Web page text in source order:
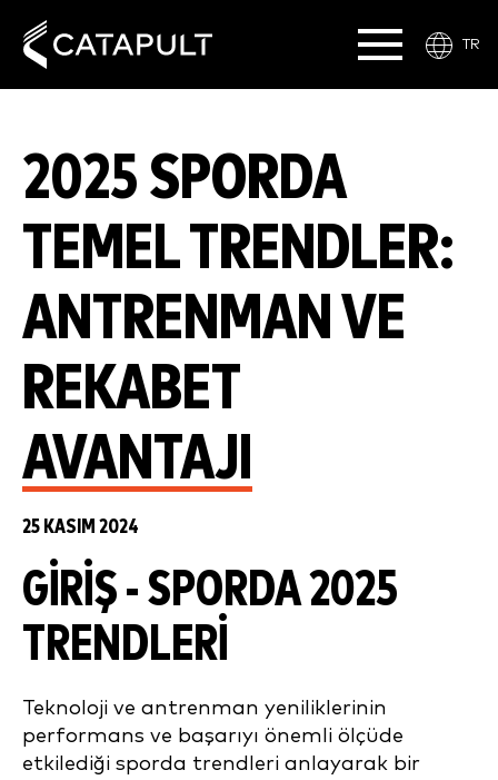
TR
2025 SPORDA
TEMEL TRENDLER:
ANTRENMAN VE
REKABET
AVANTAJI
25 KASIM 2024
GIRIŞ - SPORDA 2025
TRENDLERI
Teknoloji ve antrenman yeniliklerinin
performans ve başarıyı önemli ölçüde
etkilediği sporda trendleri anlayarak bir